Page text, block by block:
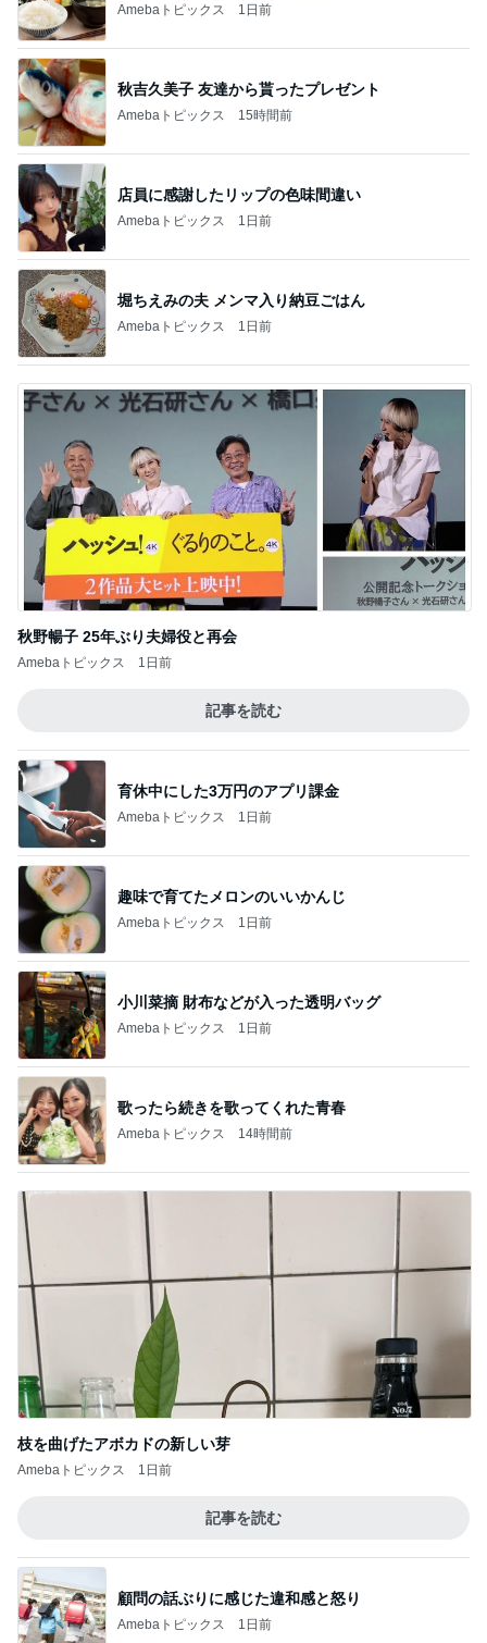
Amebaトピックス 1日前
秋吉久美子 友達から貰ったプレゼント
Amebaトピックス 15時間前
店員に感謝したリップの色味間違い
Amebaトピックス 1日前
堀ちえみの夫 メンマ入り納豆ごはん
Amebaトピックス 1日前
秋野暢子 25年ぶり夫婦役と再会
Amebaトピックス 1日前
記事を読む
育休中にした3万円のアプリ課金
Amebaトピックス 1日前
趣味で育てたメロンのいいかんじ
Amebaトピックス 1日前
小川菜摘 財布などが入った透明バッグ
Amebaトピックス 1日前
歌ったら続きを歌ってくれた青春
Amebaトピックス 14時間前
枝を曲げたアボカドの新しい芽
Amebaトピックス 1日前
記事を読む
顧問の話ぶりに感じた違和感と怒り
Amebaトピックス 1日前